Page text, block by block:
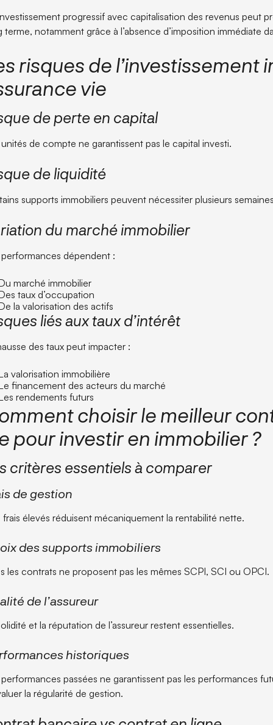
progressif avec capitalisation des revenus peut
terme, notamment grâce à l’absence d’imposition immédiate
risques de l’investissement
vie
de perte en capital
de compte ne garantissent pas le capital investi.
de liquidité
supports immobiliers peuvent nécessiter plusieurs
du marché immobilier
dépendent :
marché immobilier
taux d’occupation
la valorisation des actifs
liés aux taux d’intérêt
des taux peut impacter :
valorisation immobilière
financement des acteurs du marché
rendements futurs
choisir le meilleur
pour investir en immobilier ?
critères essentiels à comparer
de gestion
frais élevés réduisent mécaniquement la rentabilité nette.
des supports immobiliers
les contrats ne proposent pas les mêmes SCPI, SCI ou OPCI.
de l’assureur
et la réputation de l’assureur restent essentielles.
historiques
passées ne garantissent pas les performances
la régularité de gestion.